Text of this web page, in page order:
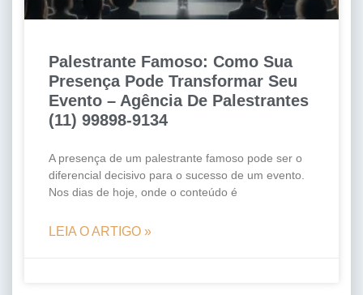
Palestrante Famoso: Como Sua
Presença Pode Transformar Seu
Evento – Agência De Palestrantes
(11) 99898-9134
A presença de um palestrante famoso pode ser o
diferencial decisivo para o sucesso de um evento.
Nos dias de hoje, onde o conteúdo é
LEIA O ARTIGO »